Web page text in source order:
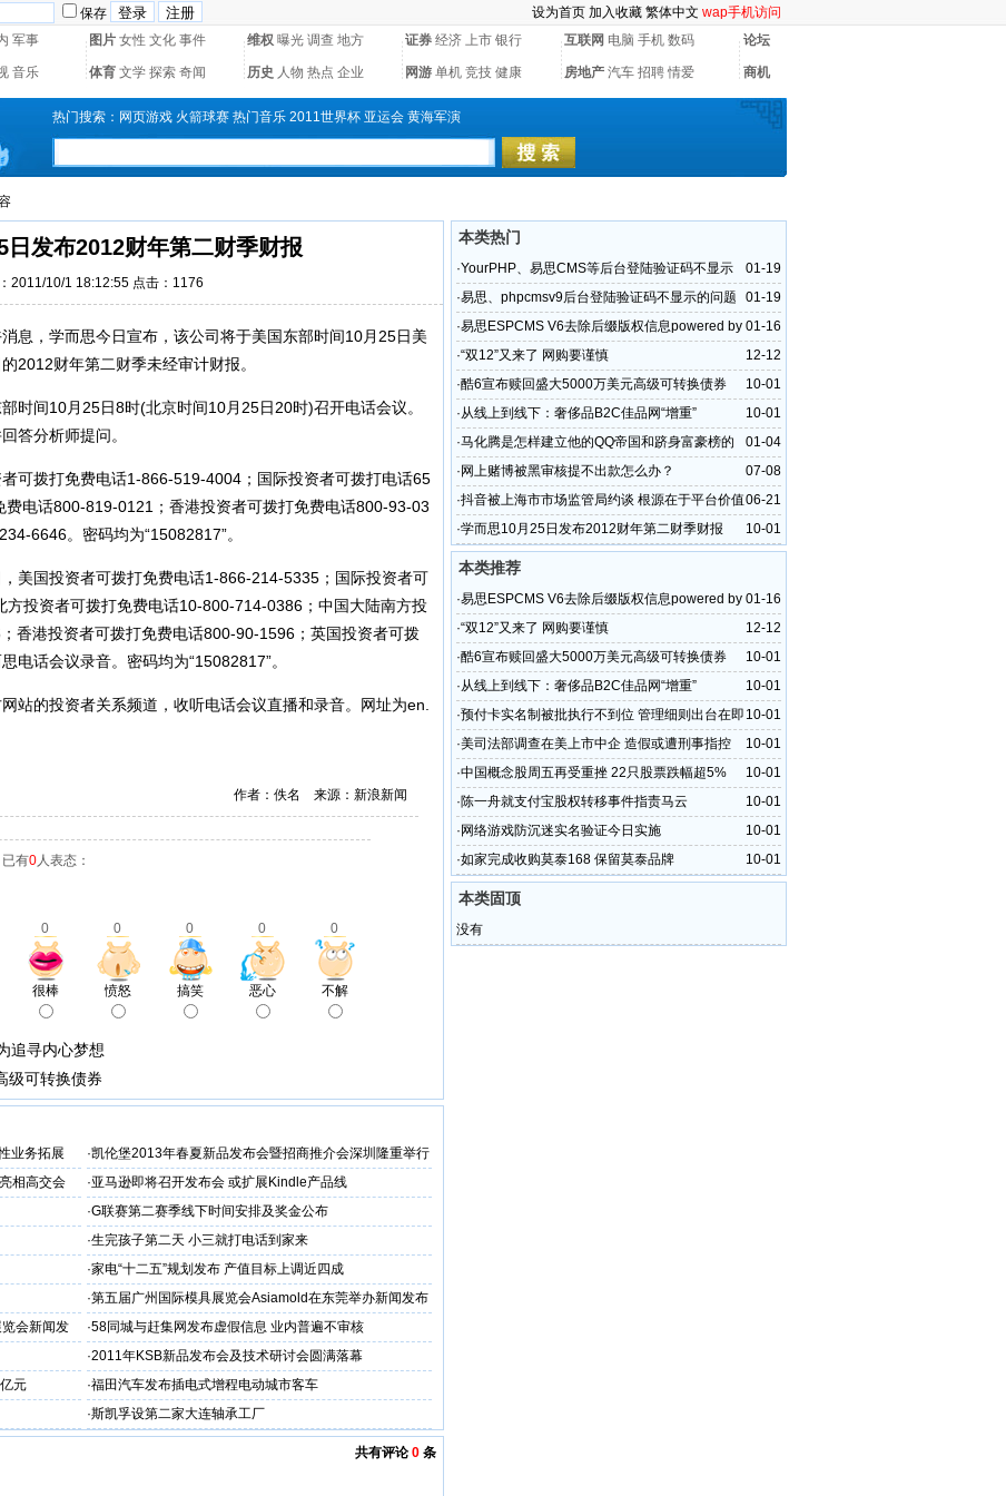
保存 设为首页 加入收藏 繁体中文 wap手机访问
军事 图片 女性 文化 事件 维权 曝光 调查 地方 证券 经济 上市 银行 互联网 电脑 手机 数码 论坛
音乐 体育 文学 探索 奇闻 历史 人物 热点 企业 网游 单机 竞技 健康 房地产 汽车 招聘 情爱 商机
热门搜索： 网页游戏 火箭球赛 热门音乐 2011世界杯 亚运会 黄海军演
日发布2012财年第二财季财报
2011/10/1 18:12:55 点击：1176
，学而思今日宣布，该公司将于美国东部时间10月25日美
2012财年第二财季未经审计财报。
间10月25日8时(北京时间10月25日20时)召开电话会议。
答分析师提问。
拨打免费电话1-866-519-4004；国际投资者可拨打电话65
电话800-819-0121；香港投资者可拨打免费电话800-93-03
6646。密码均为“15082817”。
国投资者可拨打免费电话1-866-214-5335；国际投资者可
投资者可拨打免费电话10-800-714-0386；中国大陆南方投
香港投资者可拨打免费电话800-90-1596；英国投资者可拨
电话会议录音。密码均为“15082817”。
的投资者关系频道，收听电话会议直播和录音。网址为en.
作者：佚名 来源：新浪新闻
有0人表态：
0 0 0 0 0
很棒 愤怒 搞笑 恶心 不解
追寻内心梦想
级可转换债券
业务拓展 ·凯伦堡2013年春夏新品发布会暨招商推介会深圳隆重举行
相高交会 ·亚马逊即将召开发布会 或扩展Kindle产品线
·G联赛第二赛季线下时间安排及奖金公布
·生完孩子第二天 小三就打电话到家来
·家电“十二五”规划发布 产值目标上调近四成
·第五届广州国际模具展览会Asiamold在东莞举办新闻发布
会
会新闻发
·58同城与赶集网发布虚假信息 业内普遍不审核
·2011年KSB新品发布会及技术研讨会圆满落幕
元 ·福田汽车发布插电式增程电动城市客车
·斯凯孚设第二家大连轴承工厂
共有评论0 条
本类热门
01-19
·YourPHP、易思CMS等后台登陆验证码不显示
问题解决方法
01-19
·易思、phpcmsv9后台登陆验证码不显示的问题
01-16
·易思ESPCMS V6去除后缀版权信息powered by
12-12
·“双12”又来了 网购要谨慎
10-01
·酷6宣布赎回盛大5000万美元高级可转换债券
10-01
·从线上到线下：奢侈品B2C佳品网“增重”
01-04
·马化腾是怎样建立他的QQ帝国和跻身富豪榜的
07-08
· 网上赌博被黑审核提不出款怎么办？
06-21
·抖音被上海市市场监管局约谈 根源在于平台价值
观缺失资讯
10-01
·学而思10月25日发布2012财年第二财季财报
本类推荐
01-16
·易思ESPCMS V6去除后缀版权信息powered by
12-12
·“双12”又来了 网购要谨慎
10-01
·酷6宣布赎回盛大5000万美元高级可转换债券
10-01
·从线上到线下：奢侈品B2C佳品网“增重”
10-01
·预付卡实名制被批执行不到位 管理细则出台在即
10-01
·美司法部调查在美上市中企 造假或遭刑事指控
10-01
·中国概念股周五再受重挫 22只股票跌幅超5%
10-01
·陈一舟就支付宝股权转移事件指责马云
10-01
· 网络游戏防沉迷实名验证今日实施
10-01
·如家完成收购莫泰168 保留莫泰品牌
本类固顶
没有